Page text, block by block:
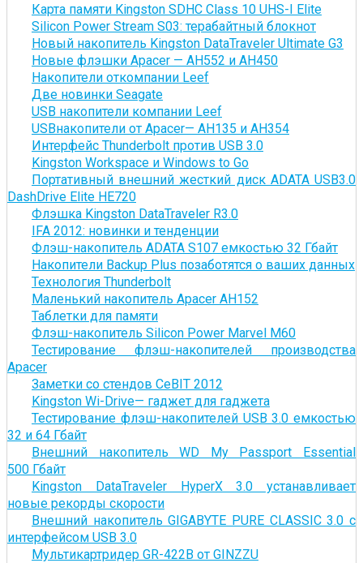
Карта памяти Kingston SDHC Class 10 UHS-I Elite
Silicon Power Stream S03: терабайтный блокнот
Новый накопитель Kingston DataTraveler Ultimate G3
Новые флэшки Apacer — AH552 и AH450
Накопители откомпании Leef
Две новинки Seagate
USB накопители компании Leef
USBнакопители от Apacer— AH135 и AH354
Интерфейс Thunderbolt против USB 3.0
Kingston Workspace и Windows to Go
Портативный внешний жесткий диск ADATA USB3.0
DashDrive Elite HE720
Флэшка Kingston DataTraveler R3.0
IFA 2012: новинки и тенденции
Флэш-накопитель ADATA S107 емкостью 32 Гбайт
Накопители Backup Plus позаботятся о ваших данных
Технология Thunderbolt
Маленький накопитель Apacer AH152
Таблетки для памяти
Флэш-накопитель Silicon Power Marvel M60
Тестирование флэш-накопителей производства
Apacer
Заметки со стендов CeBIT 2012
Kingston Wi-Drive— гаджет для гаджета
Тестирование флэш-накопителей USB 3.0 емкостью
32 и 64 Гбайт
Внешний накопитель WD My Passport Essential
500 Гбайт
Kingston DataTraveler HyperX 3.0 устанавливает
новые рекорды скорости
Внешний накопитель GIGABYTE PURE CLASSIC 3.0 с
интерфейсом USB 3.0
Мультикартридер GR-422B от GINZZU